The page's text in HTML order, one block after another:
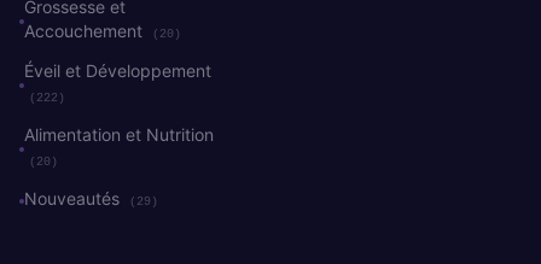
Grossesse et
Accouchement
(20)
Éveil et Développement
(222)
Alimentation et Nutrition
(20)
Nouveautés (29)